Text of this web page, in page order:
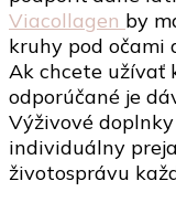
Viacollagen by
kruhy pod očami
Ak chcete užívať
odporúčané je
Výživové
individuálny
životosprávu